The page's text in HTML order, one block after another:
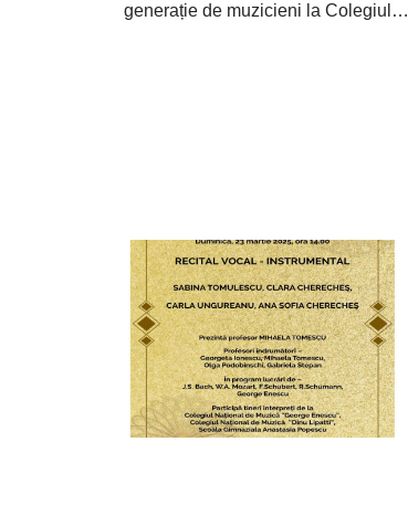
generație de muzicieni la Colegiul…